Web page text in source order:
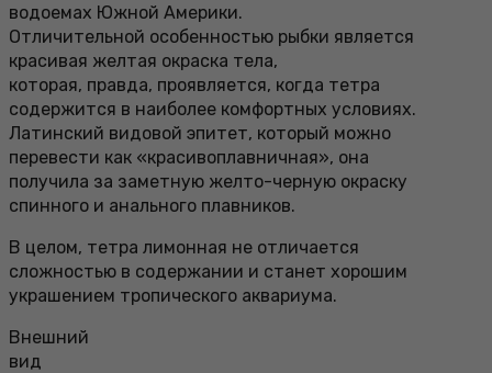
водоемах Южной Америки.
Отличительной особенностью рыбки является
красивая желтая окраска тела,
которая, правда, проявляется, когда тетра
содержится в наиболее комфортных условиях.
Латинский видовой эпитет, который можно
перевести как «красивоплавничная», она
получила за заметную желто-черную окраску
спинного и анального плавников.
В целом, тетра лимонная не отличается
сложностью в содержании и станет хорошим
украшением тропического аквариума.
Внешний
вид